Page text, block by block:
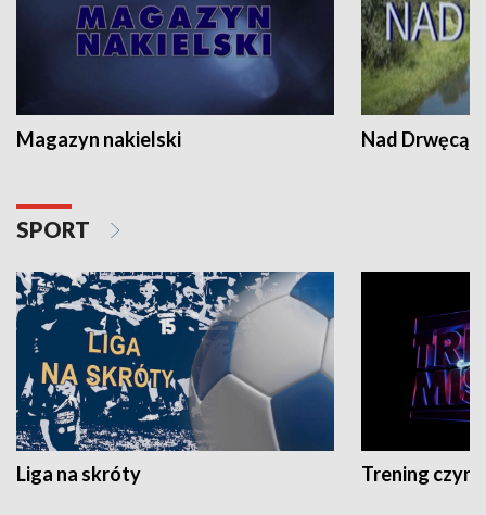
Magazyn nakielski Nad Drwęcą
SPORT
Liga na skróty Trening czyni